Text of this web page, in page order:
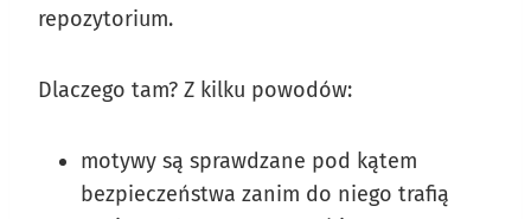
repozytorium.
Dlaczego tam? Z kilku powodów:
motywy są sprawdzane pod kątem
bezpieczeństwa zanim do niego trafią